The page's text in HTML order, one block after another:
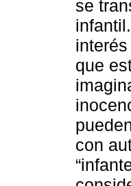
se
que
con